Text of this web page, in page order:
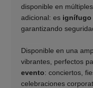
disponible en
adicional: es ignífugo
garantizando
Disponible en una
vibrantes, perfectos
evento: conciertos,
celebraciones